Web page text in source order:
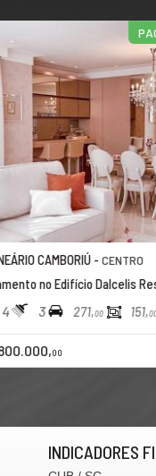
CAMBORIÚ -CENTRO
no Edifício Dalcelis
4 3 271,00 151,
00
INDICADORES